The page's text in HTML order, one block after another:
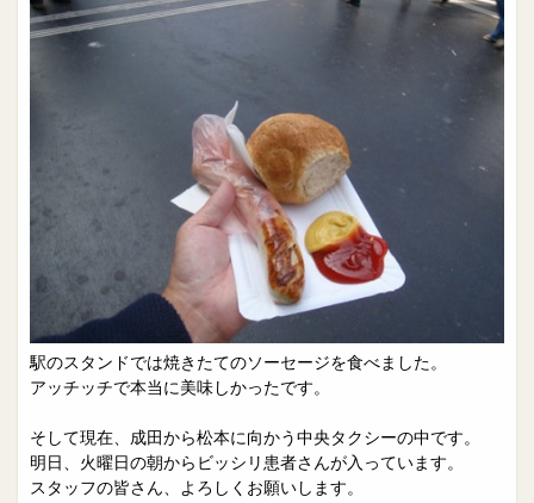
駅のスタンドでは焼きたてのソーセージを食べました。
アッチッチで本当に美味しかったです。
そして現在、成田から松本に向かう中央タクシーの中です。
明日、火曜日の朝からビッシリ患者さんが入っています。
スタッフの皆さん、よろしくお願いします。